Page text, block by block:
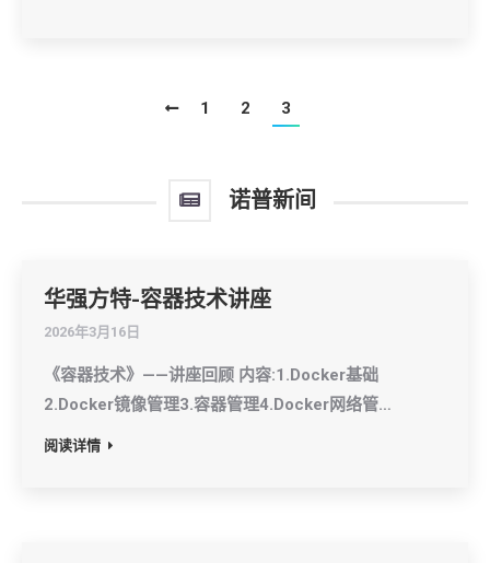
1 2 3
诺普新间
华强方特-容器技术讲座
2026年3月16日
《容器技术》——讲座回顾 内容:1.Docker基础
2.Docker镜像管理3.容器管理4.Docker网络管…
阅读详情